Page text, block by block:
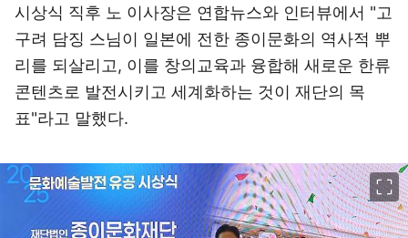
시상식 직후 노 이사장은 연합뉴스와 인터뷰에서 "고
구려 담징 스님이 일본에 전한 종이문화의 역사적 뿌
리를 되살리고, 이를 창의교육과 융합해 새로운 한류
콘텐츠로 발전시키고 세계화하는 것이 재단의 목
표"라고 말했다.